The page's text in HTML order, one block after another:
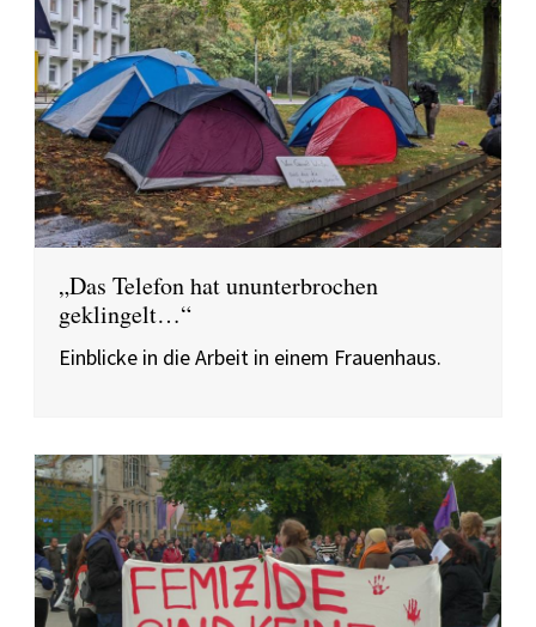
„Das Telefon hat ununterbrochen
geklingelt…“
Einblicke in die Arbeit in einem Frauenhaus.